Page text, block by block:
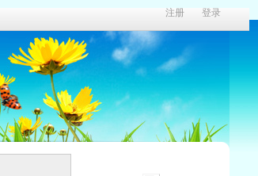
注册 登录